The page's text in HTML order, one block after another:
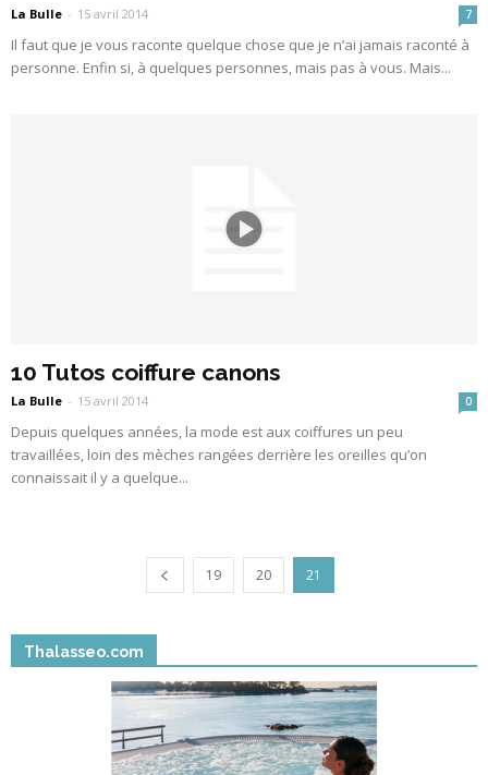
La Bulle - 15 avril 2014 7
Il faut que je vous raconte quelque chose que je n’ai jamais raconté à
personne. Enfin si, à quelques personnes, mais pas à vous. Mais...
10 Tutos coiffure canons
La Bulle - 15 avril 2014 0
Depuis quelques années, la mode est aux coiffures un peu
travaillées, loin des mèches rangées derrière les oreilles qu’on
connaissait il y a quelque...
19 20 21
Thalasseo.com